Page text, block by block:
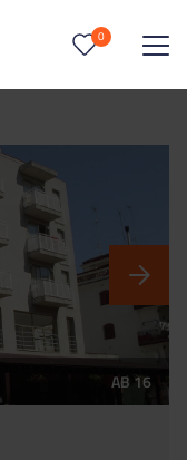
0
AB 16